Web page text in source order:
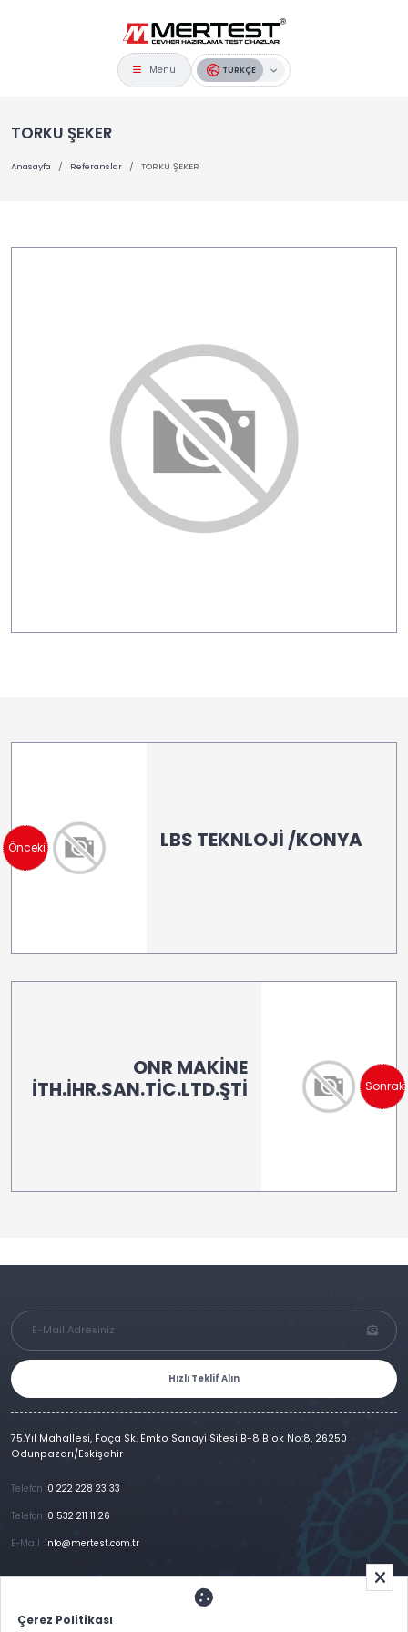
Çerez Politikası
Menü TÜRKÇE
TORKU ŞEKER
Anasayfa Referanslar TORKU ŞEKER
Önceki LBS TEKNLOJİ /KONYA
ONR MAKİNE
İTH.İHR.SAN.TİC.LTD.ŞTİ
Sonraki
Hızlı Teklif Alın
75.Yıl Mahallesi, Foça Sk. Emko Sanayi Sitesi B-8 Blok No:8, 26250
Odunpazarı/Eskişehir
Telefon : 0 222 228 23 33
Telefon : 0 532 211 11 26
E-Mail :info@mertest.com.tr
ÜrünlerimizReferanslar